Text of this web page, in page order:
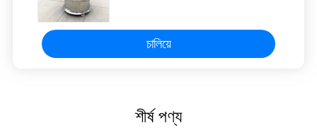
চালিয়ে
শীর্ষ পণ্য